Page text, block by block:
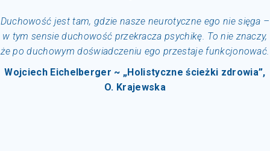
Duchowość jest tam, gdzie nasze neurotyczne ego nie sięga –
w tym sensie duchowość przekracza psychikę. To nie znaczy,
że po duchowym doświadczeniu ego przestaje funkcjonować.
Wojciech Eichelberger ~ „Holistyczne ścieżki zdrowia”,
O. Krajewska